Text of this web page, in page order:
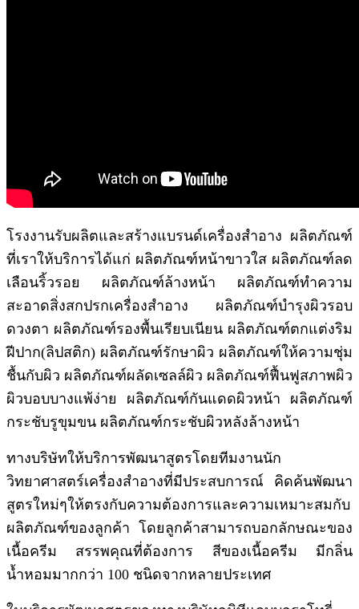
โรงงานรับผลิตและสร้างแบรนด์เครื่องสำอาง ผลิตภัณฑ์
ที่เราให้บริการได้แก่ ผลิตภัณฑ์หน้าขาวใส ผลิตภัณฑ์ลด
เลือนริ้วรอย ผลิตภัณฑ์ล้างหน้า ผลิตภัณฑ์ทำความ
สะอาดสิ่งสกปรกเครื่องสำอาง ผลิตภัณฑ์บำรุงผิวรอบ
ดวงตา ผลิตภัณฑ์รองพื้นเรียบเนียน ผลิตภัณฑ์ตกแต่งริม
ฝีปาก(ลิปสติก) ผลิตภัณฑ์รักษาผิว ผลิตภัณฑ์ให้ความชุ่ม
ชื้นกับผิว ผลิตภัณฑ์ผลัดเซลล์ผิว ผลิตภัณฑ์ฟื้นฟูสภาพผิว
ผิวบอบบางแพ้ง่าย ผลิตภัณฑ์กันแดดผิวหน้า ผลิตภัณฑ์
กระชับรูขุมขน ผลิตภัณฑ์กระชับผิวหลังล้างหน้า
ทางบริษัทให้บริการพัฒนาสูตรโดยทีมงานนัก
วิทยาศาสตร์เครื่องสำอางที่มีประสบการณ์ คิดค้นพัฒนา
สูตรใหม่ๆให้ตรงกับความต้องการและความเหมาะสมกับ
ผลิตภัณฑ์ของลูกค้า โดยลูกค้าสามารถบอกลักษณะของ
เนื้อครีม สรรพคุณที่ต้องการ สีของเนื้อครีม มีกลิ่น
น้ำหอมมากกว่า 100 ชนิดจากหลายประเทศ